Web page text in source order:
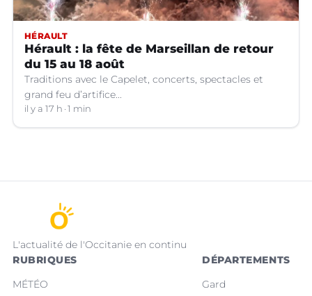
HÉRAULT
Hérault : la fête de Marseillan de retour
du 15 au 18 août
Traditions avec le Capelet, concerts, spectacles et
grand feu d’artifice...
il y a 17 h 1 min
L'actualité de l'Occitanie en continu
RUBRIQUES
MÉTÉO
DÉPARTEMENTS
Gard